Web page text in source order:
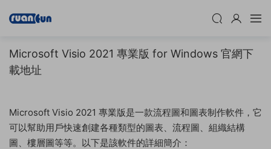
Microsoft Visio 2021 專業版 for Windows 官網下
載地址
Microsoft Visio 2021 專業版是一款流程圖和圖表制作軟件，它
可以幫助用戶快速創建各種類型的圖表、流程圖、組織結構
圖、樓層圖等等。以下是該軟件的詳細簡介：